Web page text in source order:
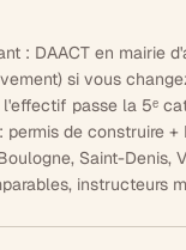
: DAACT en mairie
si vous
l'effectif passe la 5ᵉ
de construire +
Saint-Denis,
instructeurs